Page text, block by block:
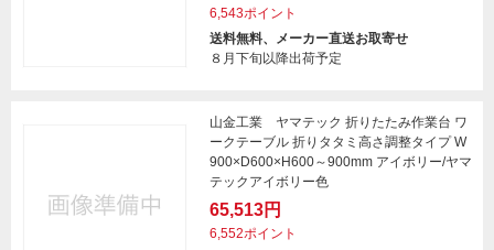
6,543ポイント
送料無料、メーカー直送お取寄せ
８月下旬以降出荷予定
山金工業 ヤマテック 折りたたみ作業台 ワ
ークテーブル 折りタタミ高さ調整タイプ W
900×D600×H600～900mm アイボリー/ヤマ
テックアイボリー色
65,513円
6,552ポイント